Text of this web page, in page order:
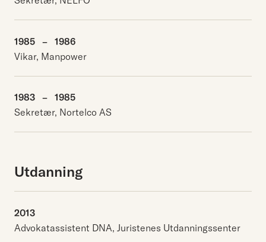
1985 – 1986
Vikar, Manpower
1983 – 1985
Sekretær, Nortelco AS
Utdanning
2013
Advokatassistent DNA, Juristenes Utdanningssenter